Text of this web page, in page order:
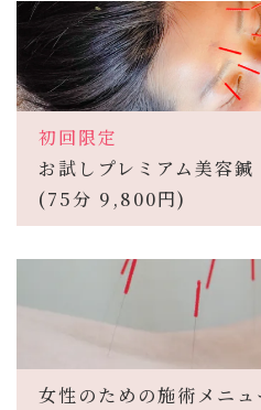
初回限定
お試しプレミアム美容鍼
(75分 9,800円)
女性のための施術メニュ